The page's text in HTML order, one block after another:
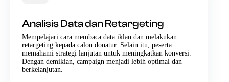
Analisis Data dan Retargeting
Mempelajari cara membaca data iklan dan melakukan
retargeting kepada calon donatur. Selain itu, peserta
memahami strategi lanjutan untuk meningkatkan konversi.
Dengan demikian, campaign menjadi lebih optimal dan
berkelanjutan.